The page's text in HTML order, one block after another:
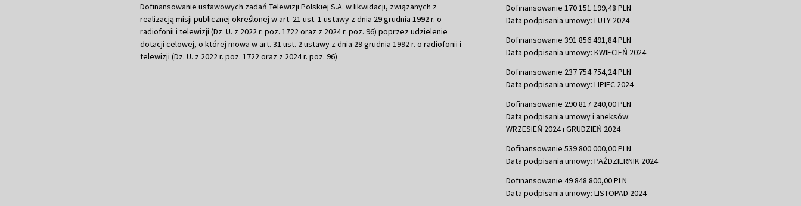
Dofinansowanie ustawowych zadań Telewizji Polskiej S.A. w likwidacji, związanych z
realizacją misji publicznej określonej w art. 21 ust. 1 ustawy z dnia 29 grudnia 1992 r. o
radiofonii i telewizji (Dz. U. z 2022 r. poz. 1722 oraz z 2024 r. poz. 96) poprzez udzielenie
dotacji celowej, o której mowa w art. 31 ust. 2 ustawy z dnia 29 grudnia 1992 r. o radiofonii i
telewizji (Dz. U. z 2022 r. poz. 1722 oraz z 2024 r. poz. 96)
Dofinansowanie 170 151 199,48 PLN
Data podpisania umowy: LUTY 2024
Dofinansowanie 391 856 491,84 PLN
Data podpisania umowy: KWIECIEŃ 2024
Dofinansowanie 237 754 754,24 PLN
Data podpisania umowy: LIPIEC 2024
Dofinansowanie 290 817 240,00 PLN
Data podpisania umowy i aneksów:
WRZESIEŃ 2024 i GRUDZIEŃ 2024
Dofinansowanie 539 800 000,00 PLN
Data podpisania umowy: PAŹDZIERNIK 2024
Dofinansowanie 49 848 800,00 PLN
Data podpisania umowy: LISTOPAD 2024